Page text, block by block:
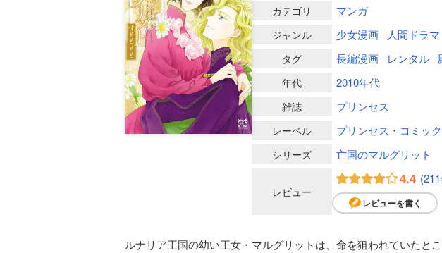
カテゴリ マンガ
ジャンル 少女漫画 人間ドラマ
タグ 長編漫画 レンタル
年代 2010年代
雑誌 プリンセス
レーベル プリンセス・コミッ
シリーズ 亡国のマルグリット
レビュー
4.4
レビューを書く
ルナリア王国の幼い王女・マルグリットは、命を狙われていたと